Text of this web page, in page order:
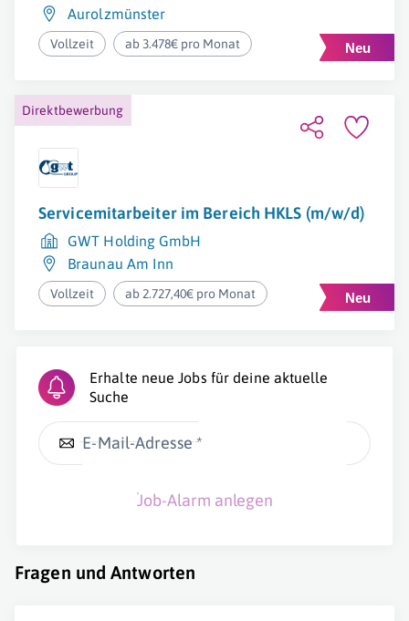
Aurolzmünster
Vollzeit ab 3.478€ pro Monat
Direktbewerbung
Servicemitarbeiter im Bereich HKLS (m/w/d)
GWT Holding GmbH
Braunau Am Inn
Vollzeit ab 2.727,40€ pro Monat
Erhalte neue Jobs für deine aktuelle
Suche
E-Mail-Adresse *
Job-Alarm anlegen
Fragen und Antworten